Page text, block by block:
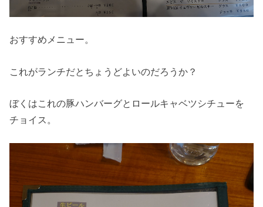
おすすめメニュー。
これがランチだとちょうどよいのだろうか？
ぼくはこれの豚ハンバーグとロールキャベツシチューを
チョイス。